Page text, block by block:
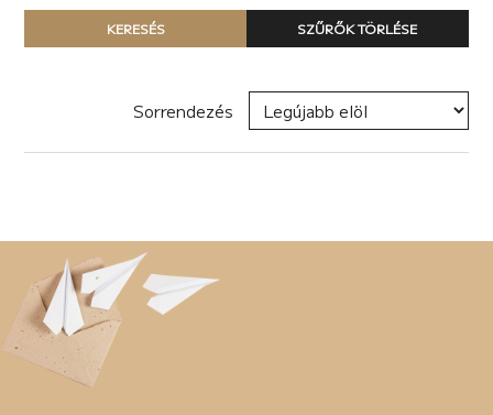
Típus
Nyomtatott könyv
Sorozat
Címke
KERESÉS SZŰRŐK TÖRLÉSE
Sorrendezés